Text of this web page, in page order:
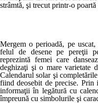
strâmtă, şi trecut printr-o poartă
Mergem o perioadă, pe
felul de desene pe pereţii
reprezintă femei care
deghizaţi şi o mare varietate
Calendarul solar şi
fiind deosebit de precise. Prin
informaţii în legătură cu
împreună cu simbolurile şi